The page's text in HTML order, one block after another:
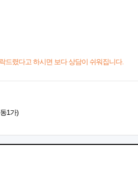
드렸다고 하시면 보다 상담이 쉬워집니다.
1가)